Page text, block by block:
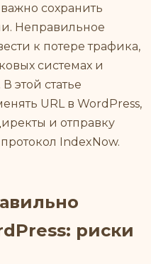
сохранить
Неправильное
к потере трафика,
системах и
этой статье
URL в WordPress,
и отправку
IndexNow.
риски